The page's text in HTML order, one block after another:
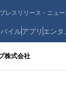
プレスリリース・ニュ
イルアプリ エンタ
株式会社